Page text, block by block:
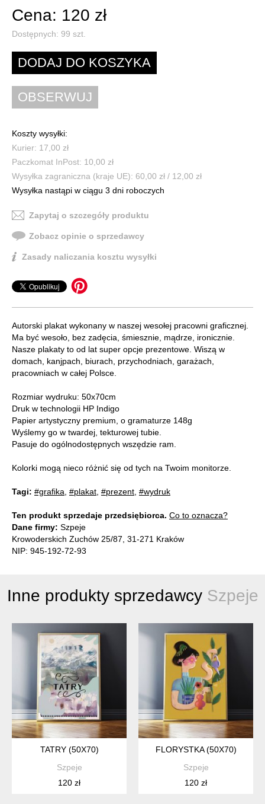
Cena: 120 zł
Dostępnych: 99 szt.
Koszty wysyłki:
Kurier: 17,00 zł
Paczkomat InPost: 10,00 zł
Wysyłka zagraniczna (kraje UE): 60,00 zł / 12,00 zł
Wysyłka nastąpi w ciągu 3 dni roboczych
Zapytaj o szczegóły produktu
Zobacz opinie o sprzedawcy
Zasady naliczania kosztu wysyłki
Autorski plakat wykonany w naszej wesołej pracowni graficznej.
Ma być wesoło, bez zadęcia, śmiesznie, mądrze, ironicznie.
Nasze plakaty to od lat super opcje prezentowe. Wiszą w
domach, kanjpach, biurach, przychodniach, garażach,
pracowniach w całej Polsce.
Rozmiar wydruku: 50x70cm
Druk w technologii HP Indigo
Papier artystyczny premium, o gramaturze 148g
Wyślemy go w twardej, tekturowej tubie.
Pasuje do ogólnodostępnych wszędzie ram.
Kolorki mogą nieco różnić się od tych na Twoim monitorze.
Tagi: #grafika #plakat #prezent #wydruk
Ten produkt sprzedaje przedsiębiorca. Co to oznacza?
Dane firmy: Szpeje
Krowoderskich Zuchów 25/87, 31-271 Kraków
NIP: 945-192-72-93
Inne produkty sprzedawcy Szpeje
TATRY (50X70)
Szpeje
120 zł
FLORYSTKA (50X70)
Szpeje
120 zł